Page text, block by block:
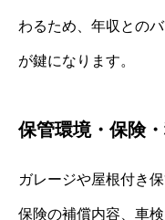
わるため、年収との
が鍵になります。
保管環境・保険
ガレージや屋根付き
保険の補償内容、車